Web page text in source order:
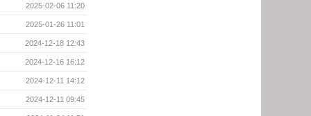
2025-02-06 11:20
2025-01-26 11:01
2024-12-18 12:43
2024-12-16 16:12
2024-12-11 14:12
2024-12-11 09:45